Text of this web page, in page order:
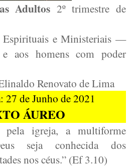
Adultos 2º trimestre de
Espirituais e Ministeriais —
aos homens com poder
Renovato de Lima
27 de Junho de 2021
ÁUREO
pela igreja, a multiforme
seja conhecida dos
nos céus.” (Ef 3.10)